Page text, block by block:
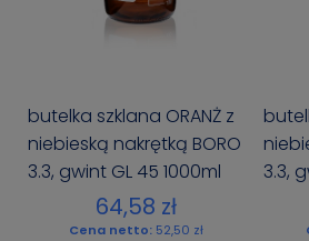
butelka szklana ORANŻ z
niebieską nakrętką BORO
3.3, gwint GL 45 1000ml
64,58 zł
Cena netto: 52,50 zł
3.3,